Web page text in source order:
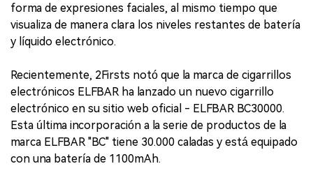
forma de expresiones faciales, al mismo tiempo que
visualiza de manera clara los niveles restantes de batería
y líquido electrónico.
Recientemente, 2Firsts notó que la marca de cigarrillos
electrónicos ELFBAR ha lanzado un nuevo cigarrillo
electrónico en su sitio web oficial - ELFBAR BC30000.
Esta última incorporación a la serie de productos de la
marca ELFBAR "BC" tiene 30.000 caladas y está equipado
con una batería de 1100mAh.